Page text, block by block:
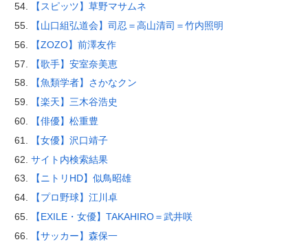
【スピッツ】草野マサムネ
【山口組弘道会】司忍＝高山清司＝竹内照明
【ZOZO】前澤友作
【歌手】安室奈美恵
【魚類学者】さかなクン
【楽天】三木谷浩史
【俳優】松重豊
【女優】沢口靖子
サイト内検索結果
【ニトリHD】似鳥昭雄
【プロ野球】江川卓
【EXILE・女優】TAKAHIRO＝武井咲
【サッカー】森保一